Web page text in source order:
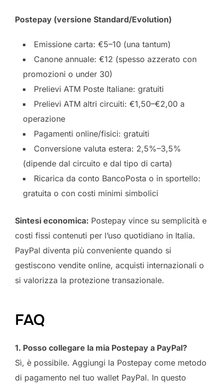
Postepay (versione Standard/Evolution)
Emissione carta: €5–10 (una tantum)
Canone annuale: €12 (spesso azzerato con
promozioni o under 30)
Prelievi ATM Poste Italiane: gratuiti
Prelievi ATM altri circuiti: €1,50–€2,00 a
operazione
Pagamenti online/fisici: gratuiti
Conversione valuta estera: 2,5%–3,5%
(dipende dal circuito e dal tipo di carta)
Ricarica da conto BancoPosta o in sportello:
gratuita o con costi minimi simbolici
Sintesi economica: Postepay vince su semplicità e
costi fissi contenuti per l’uso quotidiano in Italia.
PayPal diventa più conveniente quando si
gestiscono vendite online, acquisti internazionali o
si valorizza la protezione transazionale.
FAQ
1. Posso collegare la mia Postepay a PayPal?
Sì, è possibile. Aggiungi la Postepay come metodo
di pagamento nel tuo wallet PayPal. In questo